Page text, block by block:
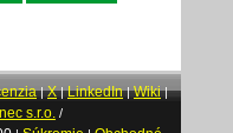
|X|LinkedIn|Wiki|
s.r.o. /